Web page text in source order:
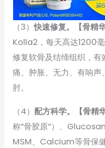
（3）快速修复。 【骨精
Kolla2，每天高达1200
修复软骨及结缔组织，
痛、肿胀、无力、有响
肘。
（4）配方科学。【骨精
称”骨胶原”）、
MSM、Calcium等骨保